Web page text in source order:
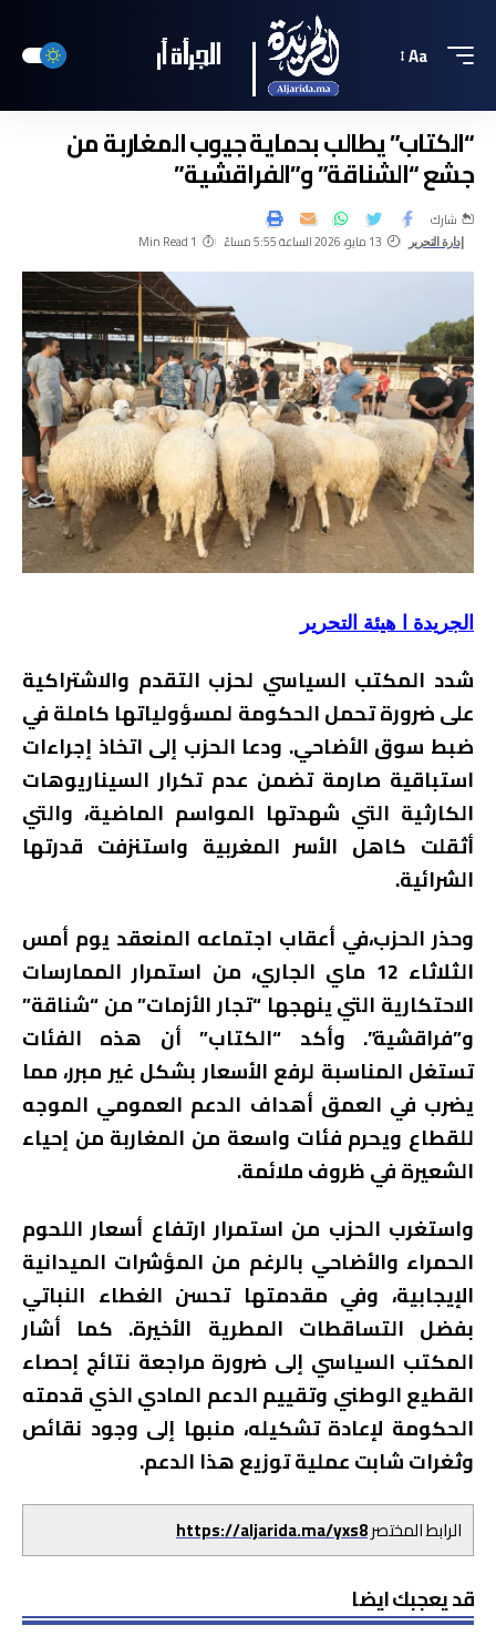
Aa
“الكتاب” يطالب بحماية جيوب المغاربة من
جشع “الشناقة” و”الفراقشية”
إدارة التحرير 13 مايو، 2026 الساعة 5:55 مساءً 1 Min Read
شارك
الجريدة ا هيئة التحرير
شدد المكتب السياسي لحزب التقدم والاشتراكية
على ضرورة تحمل الحكومة لمسؤولياتها كاملة في
ضبط سوق الأضاحي. ودعا الحزب إلى اتخاذ إجراءات
استباقية صارمة تضمن عدم تكرار السيناريوهات
الكارثية التي شهدتها المواسم الماضية، والتي
أثقلت كاهل الأسر المغربية واستنزفت قدرتها
الشرائية.
وحذر الحزب،في أعقاب اجتماعه المنعقد يوم أمس
الثلاثاء 12 ماي الجاري، من استمرار الممارسات
الاحتكارية التي ينهجها “تجار الأزمات” من “شناقة”
و”فراقشية”. وأكد “الكتاب” أن هذه الفئات
تستغل المناسبة لرفع الأسعار بشكل غير مبرر، مما
يضرب في العمق أهداف الدعم العمومي الموجه
للقطاع ويحرم فئات واسعة من المغاربة من إحياء
الشعيرة في ظروف ملائمة.
واستغرب الحزب من استمرار ارتفاع أسعار اللحوم
الحمراء والأضاحي بالرغم من المؤشرات الميدانية
الإيجابية، وفي مقدمتها تحسن الغطاء النباتي
بفضل التساقطات المطرية الأخيرة. كما أشار
المكتب السياسي إلى ضرورة مراجعة نتائج إحصاء
القطيع الوطني وتقييم الدعم المادي الذي قدمته
الحكومة لإعادة تشكيله، منبها إلى وجود نقائص
وثغرات شابت عملية توزيع هذا الدعم.
الرابط المختصرhttps://aljarida.ma/yxs8
قد يعجبك ايضا